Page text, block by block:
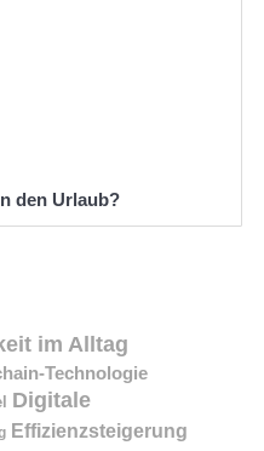
den Urlaub?
im Alltag
Technologie
Digitale
Effizienzsteigerung